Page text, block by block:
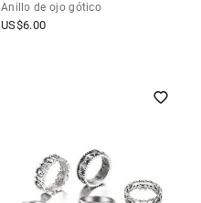
Anillo de ojo gótico
US$6.00